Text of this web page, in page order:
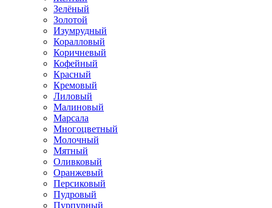
Зелёный
Золотой
Изумрудный
Коралловый
Коричневый
Кофейный
Красный
Кремовый
Лиловый
Малиновый
Марсала
Многоцветный
Молочный
Мятный
Оливковый
Оранжевый
Персиковый
Пудровый
Пурпурный